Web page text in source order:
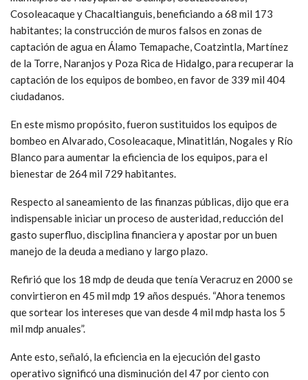
Cosoleacaque y Chacaltianguis, beneficiando a 68 mil 173
habitantes; la construcción de muros falsos en zonas de
captación de agua en Álamo Temapache, Coatzintla, Martínez
de la Torre, Naranjos y Poza Rica de Hidalgo, para recuperar la
captación de los equipos de bombeo, en favor de 339 mil 404
ciudadanos.
En este mismo propósito, fueron sustituidos los equipos de
bombeo en Alvarado, Cosoleacaque, Minatitlán, Nogales y Río
Blanco para aumentar la eficiencia de los equipos, para el
bienestar de 264 mil 729 habitantes.
Respecto al saneamiento de las finanzas públicas, dijo que era
indispensable iniciar un proceso de austeridad, reducción del
gasto superfluo, disciplina financiera y apostar por un buen
manejo de la deuda a mediano y largo plazo.
Refirió que los 18 mdp de deuda que tenía Veracruz en 2000 se
convirtieron en 45 mil mdp 19 años después. “Ahora tenemos
que sortear los intereses que van desde 4 mil mdp hasta los 5
mil mdp anuales”.
Ante esto, señaló, la eficiencia en la ejecución del gasto
operativo significó una disminución del 47 por ciento con